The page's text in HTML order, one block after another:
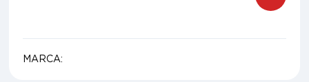
MARCA: